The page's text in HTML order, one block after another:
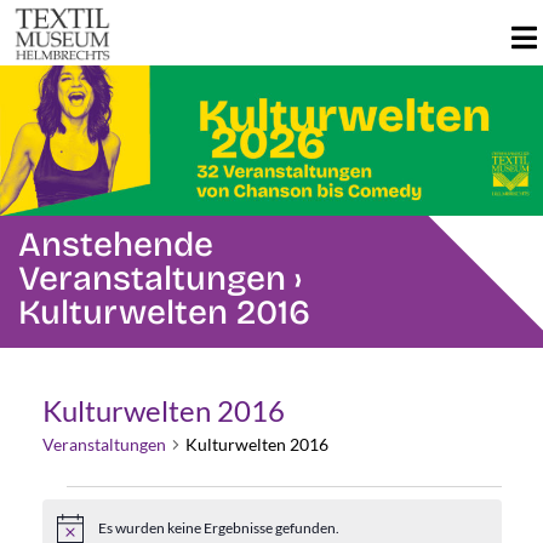
Anstehende
Veranstaltungen ›
Kulturwelten 2016
Kulturwelten 2016
Veranstaltungen Kulturwelten 2016
Veranstaltungen
HinweisEs wurden keine Ergebnisse gefunden.